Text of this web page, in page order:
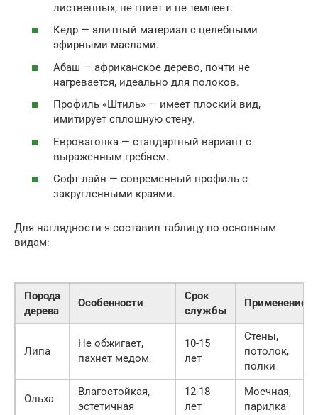
лиственных, не гниет и не темнеет.
Кедр — элитный материал с целебными
эфирными маслами.
Абаш — африканское дерево, почти не
нагревается, идеально для полоков.
Профиль «Штиль» — имеет плоский вид,
имитирует сплошную стену.
Евровагонка — стандартный вариант с
выраженным гребнем.
Софт-лайн — современный профиль с
закругленными краями.
Для наглядности я составил таблицу по основным
видам:
Порода
дерева
Особенности
Срок
службы
Применение
Липа
Не обжигает,
пахнет медом
10-15
лет
Стены,
потолок,
полки
Ольха
Влагостойкая,
эстетичная
12-18
лет
Моечная,
парилка